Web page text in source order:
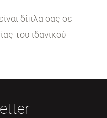
δίπλα σας σε
του ιδανικού